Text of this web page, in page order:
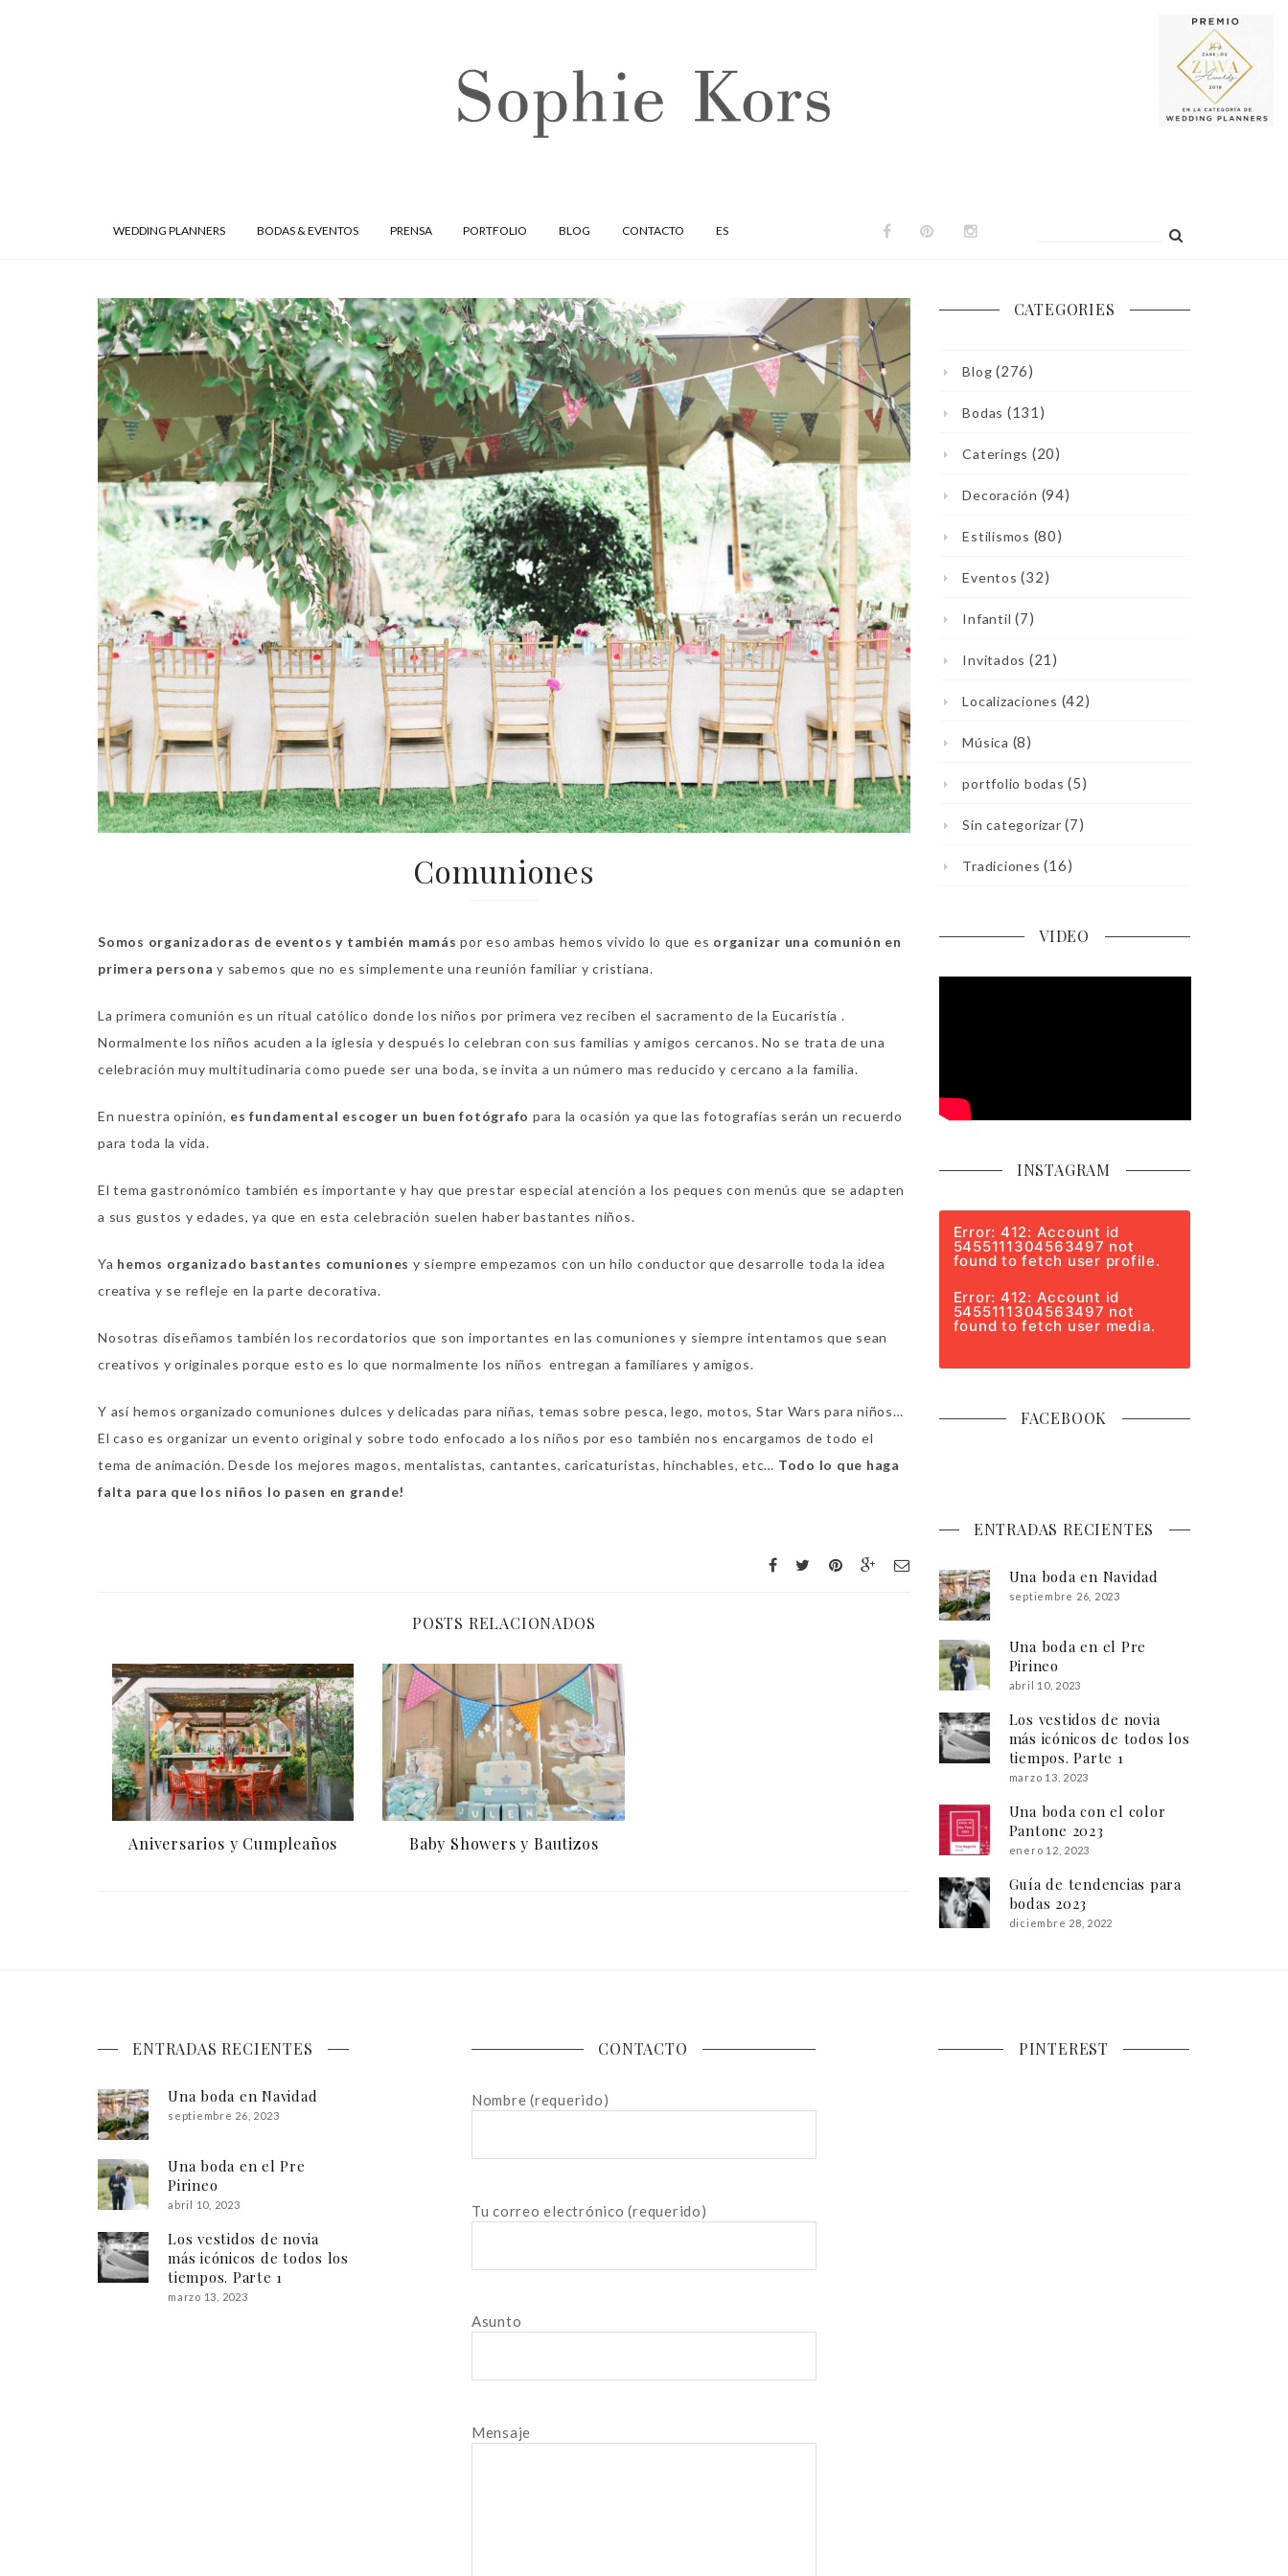
WEDDING PLANNERS BODAS & EVENTOS PRENSA PORTFOLIO BLOG CONTACTO ES
Comuniones
Somos organizadoras de eventos y también mamás por eso ambas hemos vivido lo que es organizar una comunión en
primera persona y sabemos que no es simplemente una reunión familiar y cristiana.
La primera comunión es un ritual católico donde los niños por primera vez reciben el sacramento de la Eucaristía .
Normalmente los niños acuden a la iglesia y después lo celebran con sus familias y amigos cercanos. No se trata de una
celebración muy multitudinaria como puede ser una boda, se invita a un número mas reducido y cercano a la familia.
En nuestra opinión, es fundamental escoger un buen fotógrafo para la ocasión ya que las fotografías serán un recuerdo
para toda la vida.
El tema gastronómico también es importante y hay que prestar especial atención a los peques con menús que se adapten
a sus gustos y edades, ya que en esta celebración suelen haber bastantes niños.
Ya hemos organizado bastantes comuniones y siempre empezamos con un hilo conductor que desarrolle toda la idea
creativa y se refleje en la parte decorativa.
Nosotras diseñamos también los recordatorios que son importantes en las comuniones y siempre intentamos que sean
creativos y originales porque esto es lo que normalmente los niños entregan a familiares y amigos.
Y así hemos organizado comuniones dulces y delicadas para niñas, temas sobre pesca, lego, motos, Star Wars para niños…
El caso es organizar un evento original y sobre todo enfocado a los niños por eso también nos encargamos de todo el
tema de animación. Desde los mejores magos, mentalistas, cantantes, caricaturistas, hinchables, etc… Todo lo que haga
falta para que los niños lo pasen en grande!
POSTS RELACIONADOS
Aniversarios y Cumpleaños Baby Showers y Bautizos
CATEGORIES
Blog (276)
Bodas (131)
Caterings (20)
Decoración (94)
Estilismos (80)
Eventos (32)
Infantil (7)
Invitados (21)
Localizaciones (42)
Música (8)
portfolio bodas (5)
Sin categorizar (7)
Tradiciones (16)
VIDEO
INSTAGRAM
Error: 412: Account id
5455111304563497 not
found to fetch user profile.
Error: 412: Account id
5455111304563497 not
found to fetch user media.
FACEBOOK
ENTRADAS RECIENTES
Una boda en Navidad
septiembre 26, 2023
Una boda en el Pre
Pirineo
abril 10, 2023
Los vestidos de novia
más icónicos de todos los
tiempos. Parte 1
marzo 13, 2023
Una boda con el color
Pantone 2023
enero 12, 2023
Guía de tendencias para
bodas 2023
diciembre 28, 2022
ENTRADAS RECIENTES
Una boda en Navidad
septiembre 26, 2023
Una boda en el Pre
Pirineo
abril 10, 2023
Los vestidos de novia
más icónicos de todos los
tiempos. Parte 1
marzo 13, 2023
CONTACTO
Nombre (requerido)
Tu correo electrónico (requerido)
Asunto
Mensaje
PINTEREST